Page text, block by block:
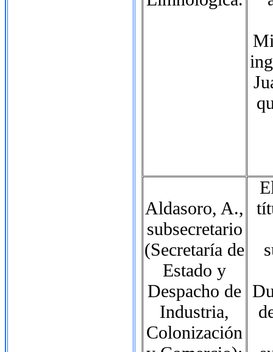
Aldasoro, A.,
subsecretario
(Secretaría de
Estado y
Despacho de
Industria,
Colonización